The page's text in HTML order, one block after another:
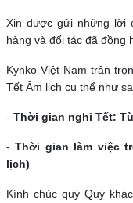
Xin được gửi những lời
hàng và đối tác đã đồng
Kynko Việt Nam trân
Tết Âm lịch cụ thể như
- Thời gian nghỉ Tết:
-Thời gian làm việc
lịch)
Kính chúc quý Quý